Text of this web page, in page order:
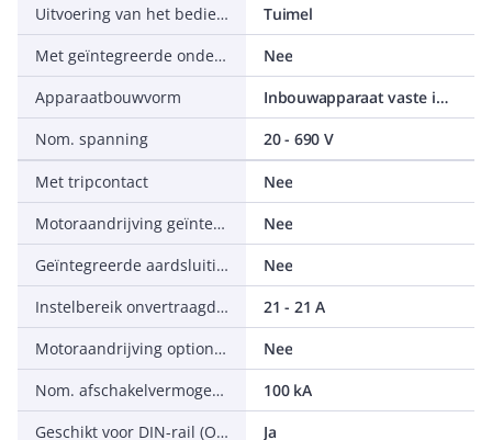
Uitvoering van het bedieningselement
Tuimel
Met geïntegreerde onderspanningsspoel
Nee
Apparaatbouwvorm
Inbouwapparaat vaste inbouw techniek
Nom. spanning
20 - 690 V
Met tripcontact
Nee
Motoraandrijving geïntegreerd
Nee
Geïntegreerde aardsluitingsbeveiliging
Nee
Instelbereik onvertraagde kortsluitbeveiliging
21 - 21 A
Motoraandrijving optioneel
Nee
Nom. afschakelvermogen Icu bij 400 V, 50 Hz
100 kA
Geschikt voor DIN-rail (Omega-rail) montage
Ja